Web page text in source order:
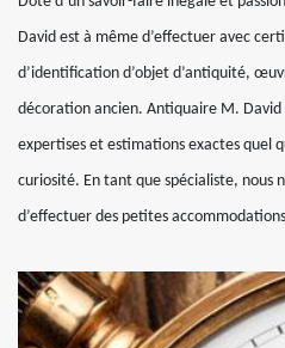
David est à même d’effectuer avec
d’identification d’objet d’antiquité,
décoration ancien. Antiquaire M. David
expertises et estimations exactes quel
curiosité. En tant que spécialiste, nous
d’effectuer des petites